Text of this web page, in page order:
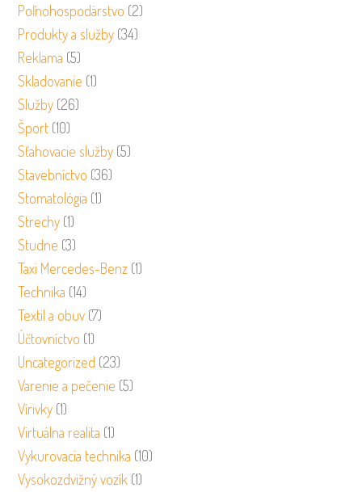
Poľnohospodárstvo (2)
Produkty a služby (34)
Reklama (5)
Skladovanie (1)
Služby (26)
Šport (10)
Sťahovacie služby (5)
Stavebníctvo (36)
Stomatológia (1)
Strechy (1)
Studne (3)
Taxi Mercedes-Benz (1)
Technika (14)
Textil a obuv (7)
Účtovníctvo (1)
Uncategorized (23)
Varenie a pečenie (5)
Vírivky (1)
Virtuálna realita (1)
Vykurovacia technika (10)
Vysokozdvižný vozík (1)